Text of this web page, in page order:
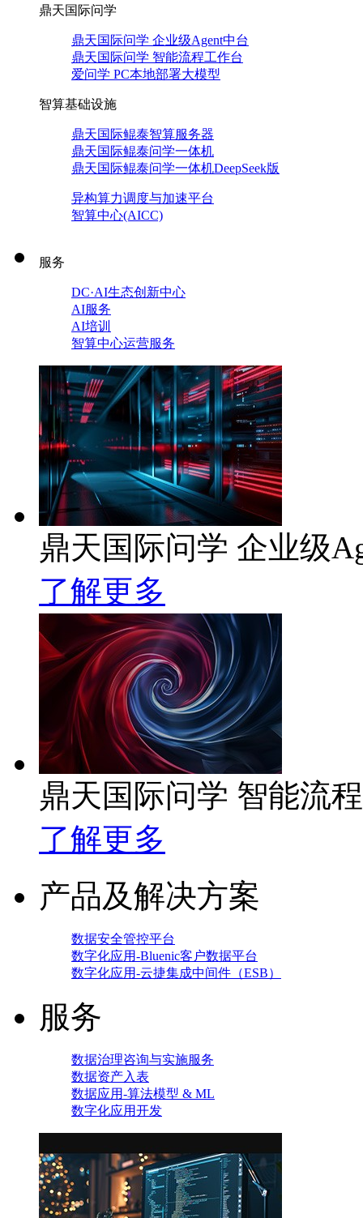
鼎天国际问学
鼎天国际问学 企业级Agent中台
鼎天国际问学 智能流程工作台
爱问学 PC本地部署大模型
智算基础设施
鼎天国际鲲泰智算服务器
鼎天国际鲲泰问学一体机
鼎天国际鲲泰问学一体机DeepSeek版
异构算力调度与加速平台
智算中心(AICC)
服务
DC·AI生态创新中心
AI服务
AI培训
智算中心运营服务
鼎天国际问学 企业级
了解更多
鼎天国际问学 智能流
了解更多
产品及解决方案
数据安全管控平台
数字化应用-Bluenic客户数据平台
数字化应用-云捷集成中间件（ESB）
服务
数据治理咨询与实施服务
数据资产入表
数据应用-算法模型 & ML
数字化应用开发